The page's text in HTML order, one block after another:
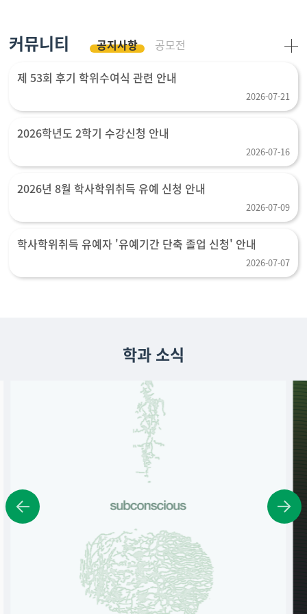
커뮤니티 공지사항
공모전
제 53회 후기 학위수여식 관련 안내
2026-07-21
2026학년도 2학기 수강신청 안내
2026-07-16
2026년 8월 학사학위취득 유예 신청 안내
2026-07-09
학사학위취득 유예자 '유예기간 단축 졸업 신청' 안내
2026-07-07
학과 소식